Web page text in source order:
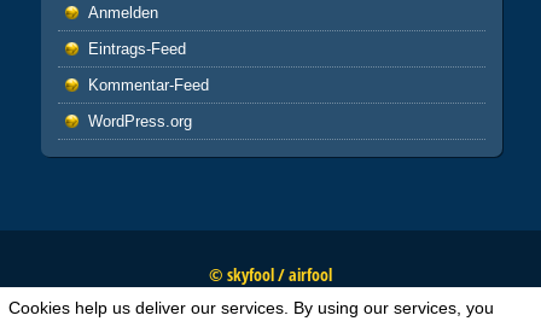
Anmelden
Eintrags-Feed
Kommentar-Feed
WordPress.org
© skyfool / airfool
Cookies help us deliver our services. By using our services, you